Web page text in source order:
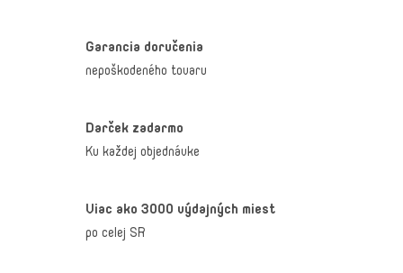
Garancia doručenia
nepoškodeného tovaru
Darček zadarmo
Ku každej objednávke
Viac ako 3000 výdajných miest
po celej SR